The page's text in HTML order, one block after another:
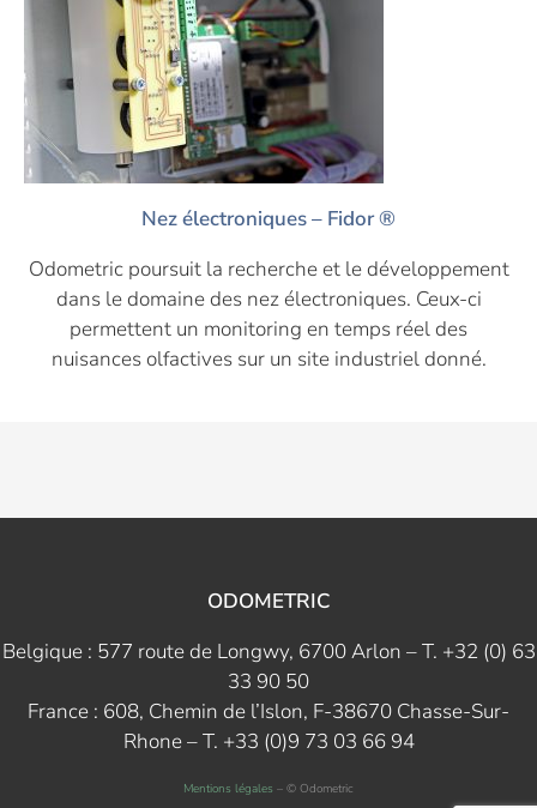
Nez électroniques – Fidor ®
Odometric poursuit la recherche et le développement
dans le domaine des nez électroniques. Ceux-ci
permettent un monitoring en temps réel des
nuisances olfactives sur un site industriel donné.
ODOMETRIC
Belgique : 577 route de Longwy, 6700 Arlon – T. +32 (0) 63
33 90 50
France : 608, Chemin de l’Islon, F-38670 Chasse-Sur-
Rhone – T. +33 (0)9 73 03 66 94
Mentions légales – © Odometric